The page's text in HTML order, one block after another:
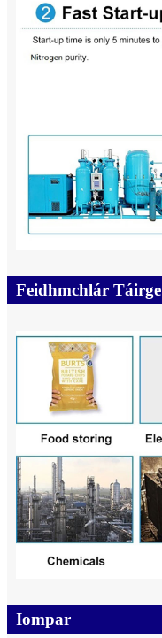
Feidhmchlár Táirge
Iompar